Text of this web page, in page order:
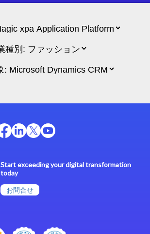
Start exceeding your digital transformation
today
お問合せ